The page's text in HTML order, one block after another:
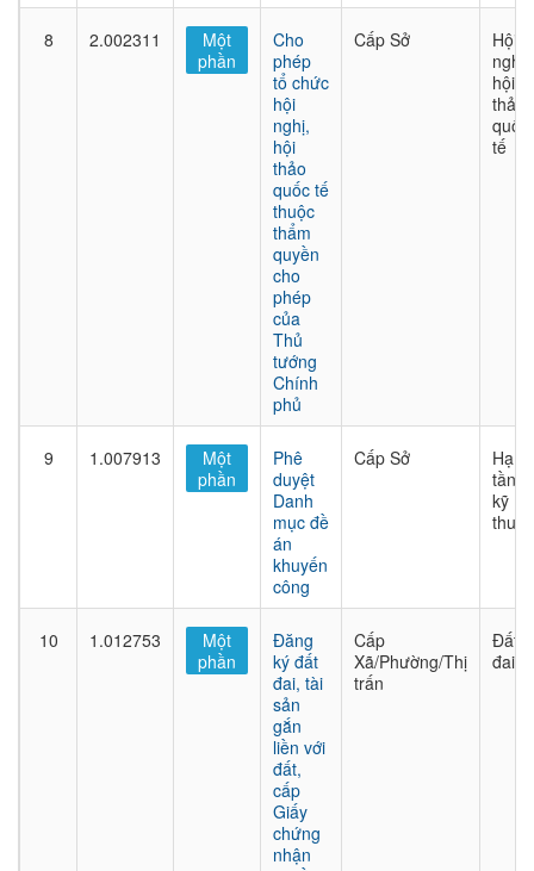
8 2.002311
Một
phần
Cho
phép
tổ chức
hội
nghị,
hội
thảo
quốc tế
thuộc
thẩm
quyền
cho
phép
của
Thủ
tướng
Chính
phủ
Cấp Sở
Hội
nghị,
hội
thảo
quốc
tế
9 1.007913
Một
phần
Phê
duyệt
Danh
mục đề
án
khuyến
công
Cấp Sở
Hạ
tầng
kỹ
thuật
10 1.012753
Một
phần
Đăng
ký đất
đai, tài
sản
gắn
liền với
đất,
cấp
Giấy
chứng
nhận
Cấp
Xã/Phường/Thị
trấn
Đất
đai